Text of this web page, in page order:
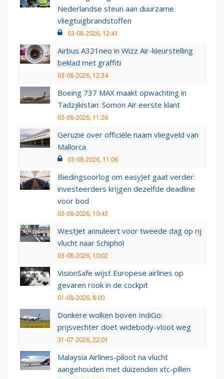
Nederlandse steun aan duurzame
vliegtuigbrandstoffen
03-08-2026, 12:41
Airbus A321neo in Wizz Air-kleurstelling
beklad met graffiti
03-08-2026, 12:34
Boeing 737 MAX maakt opwachting in
Tadzjikistan: Somon Air eerste klant
03-08-2026, 11:26
Geruzie over officiële naam vliegveld van
Mallorca
03-08-2026, 11:06
Biedingsoorlog om easyJet gaat verder:
investeerders krijgen dezelfde deadline
voor bod
03-08-2026, 10:43
WestJet annuleert voor tweede dag op rij
vlucht naar Schiphol
03-08-2026, 10:02
VisionSafe wijst Europese airlines op
gevaren rook in de cockpit
01-08-2026, 8:00
Donkere wolken boven IndiGo:
prijsvechter doet widebody-vloot weg
31-07-2026, 22:01
Malaysia Airlines-piloot na vlucht
aangehouden met duizenden xtc-pillen